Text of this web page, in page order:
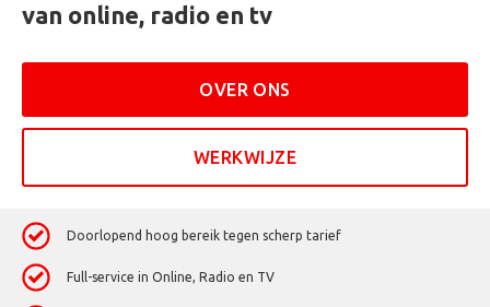
van online, radio en tv
OVER ONS
WERKWIJZE
Doorlopend hoog bereik tegen scherp tarief
Full-service in Online, Radio en TV